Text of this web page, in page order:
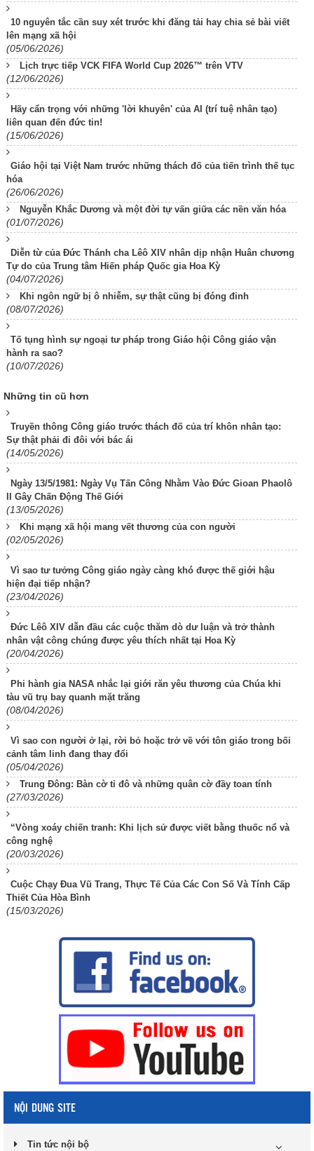
10 nguyên tắc cần suy xét trước khi đăng tải hay chia sẻ bài viết
lên mạng xã hội
(05/06/2026)
Lịch trực tiếp VCK FIFA World Cup 2026™ trên VTV
(12/06/2026)
Hãy cẩn trọng với những 'lời khuyên' của AI (trí tuệ nhân tạo)
liên quan đến đức tin!
(15/06/2026)
Giáo hội tại Việt Nam trước những thách đố của tiến trình thế tục
hóa
(26/06/2026)
Nguyễn Khắc Dương và một đời tự vấn giữa các nền văn hóa
(01/07/2026)
Diễn từ của Đức Thánh cha Lêô XIV nhân dịp nhận Huân chương
Tự do của Trung tâm Hiến pháp Quốc gia Hoa Kỳ
(04/07/2026)
Khi ngôn ngữ bị ô nhiễm, sự thật cũng bị đóng đinh
(08/07/2026)
Tố tụng hình sự ngoại tư pháp trong Giáo hội Công giáo vận
hành ra sao?
(10/07/2026)
Những tin cũ hơn
Truyền thông Công giáo trước thách đố của trí khôn nhân tạo:
Sự thật phải đi đôi với bác ái
(14/05/2026)
Ngày 13/5/1981: Ngày Vụ Tấn Công Nhằm Vào Đức Gioan Phaolô
II Gây Chấn Động Thế Giới
(13/05/2026)
Khi mạng xã hội mang vết thương của con người
(02/05/2026)
Vì sao tư tưởng Công giáo ngày càng khó được thế giới hậu
hiện đại tiếp nhận?
(23/04/2026)
Đức Lêô XIV dẫn đầu các cuộc thăm dò dư luận và trở thành
nhân vật công chúng được yêu thích nhất tại Hoa Kỳ
(20/04/2026)
Phi hành gia NASA nhắc lại giới răn yêu thương của Chúa khi
tàu vũ trụ bay quanh mặt trăng
(08/04/2026)
Vì sao con người ở lại, rời bỏ hoặc trở về với tôn giáo trong bối
cảnh tâm linh đang thay đổi
(05/04/2026)
Trung Đông: Bàn cờ tỉ đô và những quân cờ đầy toan tính
(27/03/2026)
“Vòng xoáy chiến tranh: Khi lịch sử được viết bằng thuốc nổ và
công nghệ
(20/03/2026)
Cuộc Chạy Đua Vũ Trang, Thực Tế Của Các Con Số Và Tính Cấp
Thiết Của Hòa Bình
(15/03/2026)
NỘI DUNG SITE
Tin tức nội bộ